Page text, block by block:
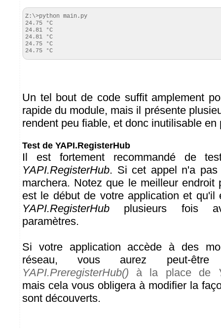
Z:\>python main.py
24.75 °C
24.81 °C
24.81 °C
24.75 °C
24.75 °C
Un tel bout de code suffit amplement
rapide du module, mais il présente
rendent peu fiable, et donc inutilisable en
Test de YAPI.RegisterHub
Il est fortement recommandé de
YAPI.RegisterHub. Si cet appel n'a pas
marchera. Notez que le meilleur endroit
est le début de votre application et qu'il
YAPI.RegisterHub plusieurs fois
paramètres.
Si votre application accède à des
réseau, vous aurez peut-être
YAPI.PreregisterHub() à la place de
mais cela vous obligera à modifier la
sont découverts.